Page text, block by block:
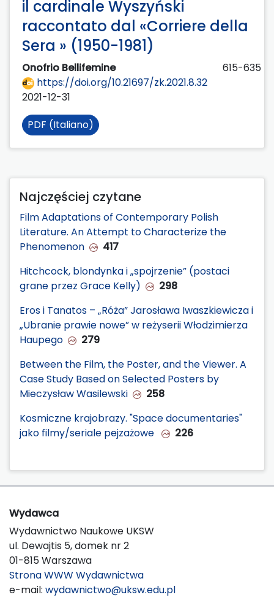
il cardinale Wyszyński
raccontato dal «Corriere della
Sera » (1950-1981)
Onofrio Bellifemine
615-635
https://doi.org/10.21697/zk.2021.8.32
2021-12-31
PDF (Italiano)
Najczęściej czytane
Film Adaptations of Contemporary Polish
Literature. An Attempt to Characterize the
Phenomenon
417
Hitchcock, blondynka i „spojrzenie” (postaci
grane przez Grace Kelly)
298
Eros i Tanatos – „Róża” Jarosława Iwaszkiewicza i
„Ubranie prawie nowe” w reżyserii Włodzimierza
Haupego
279
Between the Film, the Poster, and the Viewer. A
Case Study Based on Selected Posters by
Mieczysław Wasilewski
258
Kosmiczne krajobrazy. "Space documentaries"
jako filmy/seriale pejzażowe
226
Wydawca
Wydawnictwo Naukowe UKSW
ul. Dewajtis 5, domek nr 2
01-815 Warszawa
Strona WWW Wydawnictwa
e-mail: wydawnictwo@uksw.edu.pl